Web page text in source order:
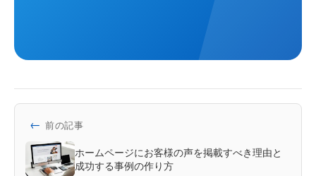
← 前の記事
ホームページにお客様の声を掲載すべき理由と
成功する事例の作り方